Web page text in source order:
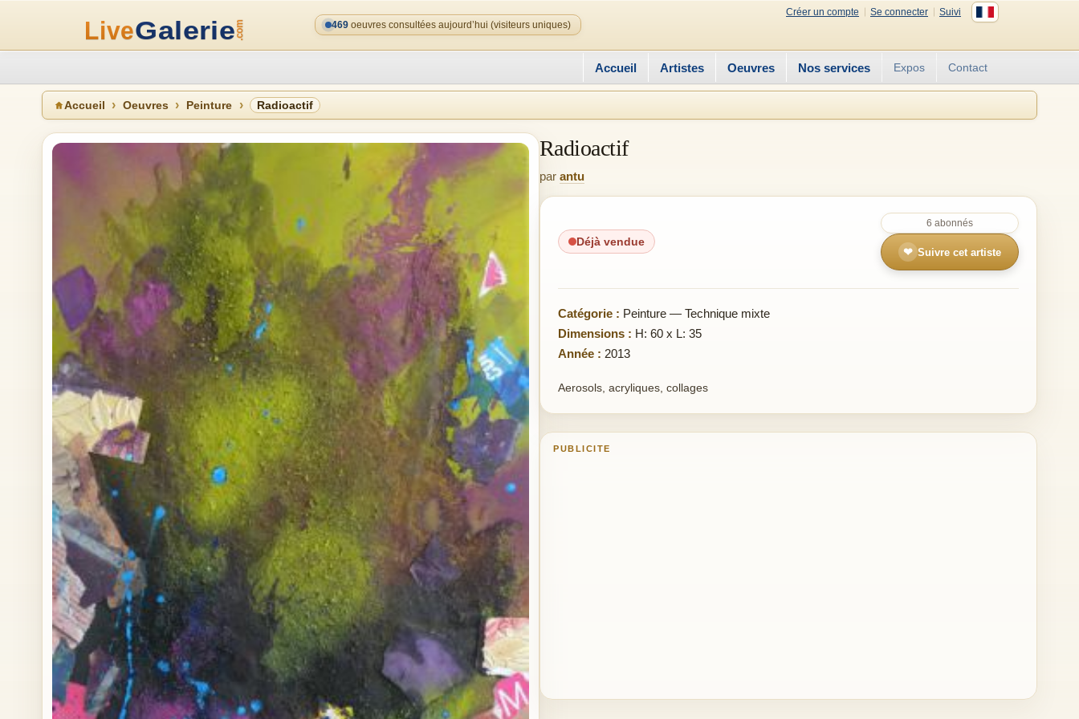
Créer un compte Se connecter
Suivi
469 oeuvres consultées aujourd’hui (visiteurs uniques)
Accueil Artistes Oeuvres Nos services Expos Contact
Accueil Oeuvres Peinture Radioactif
Radioactif
par antu
Déjà vendue
6 abonnés
❤ Suivre cet artiste
Catégorie : Peinture — Technique mixte
Dimensions : H: 60 x L: 35
Année : 2013
Aerosols, acryliques, collages
PUBLICITE